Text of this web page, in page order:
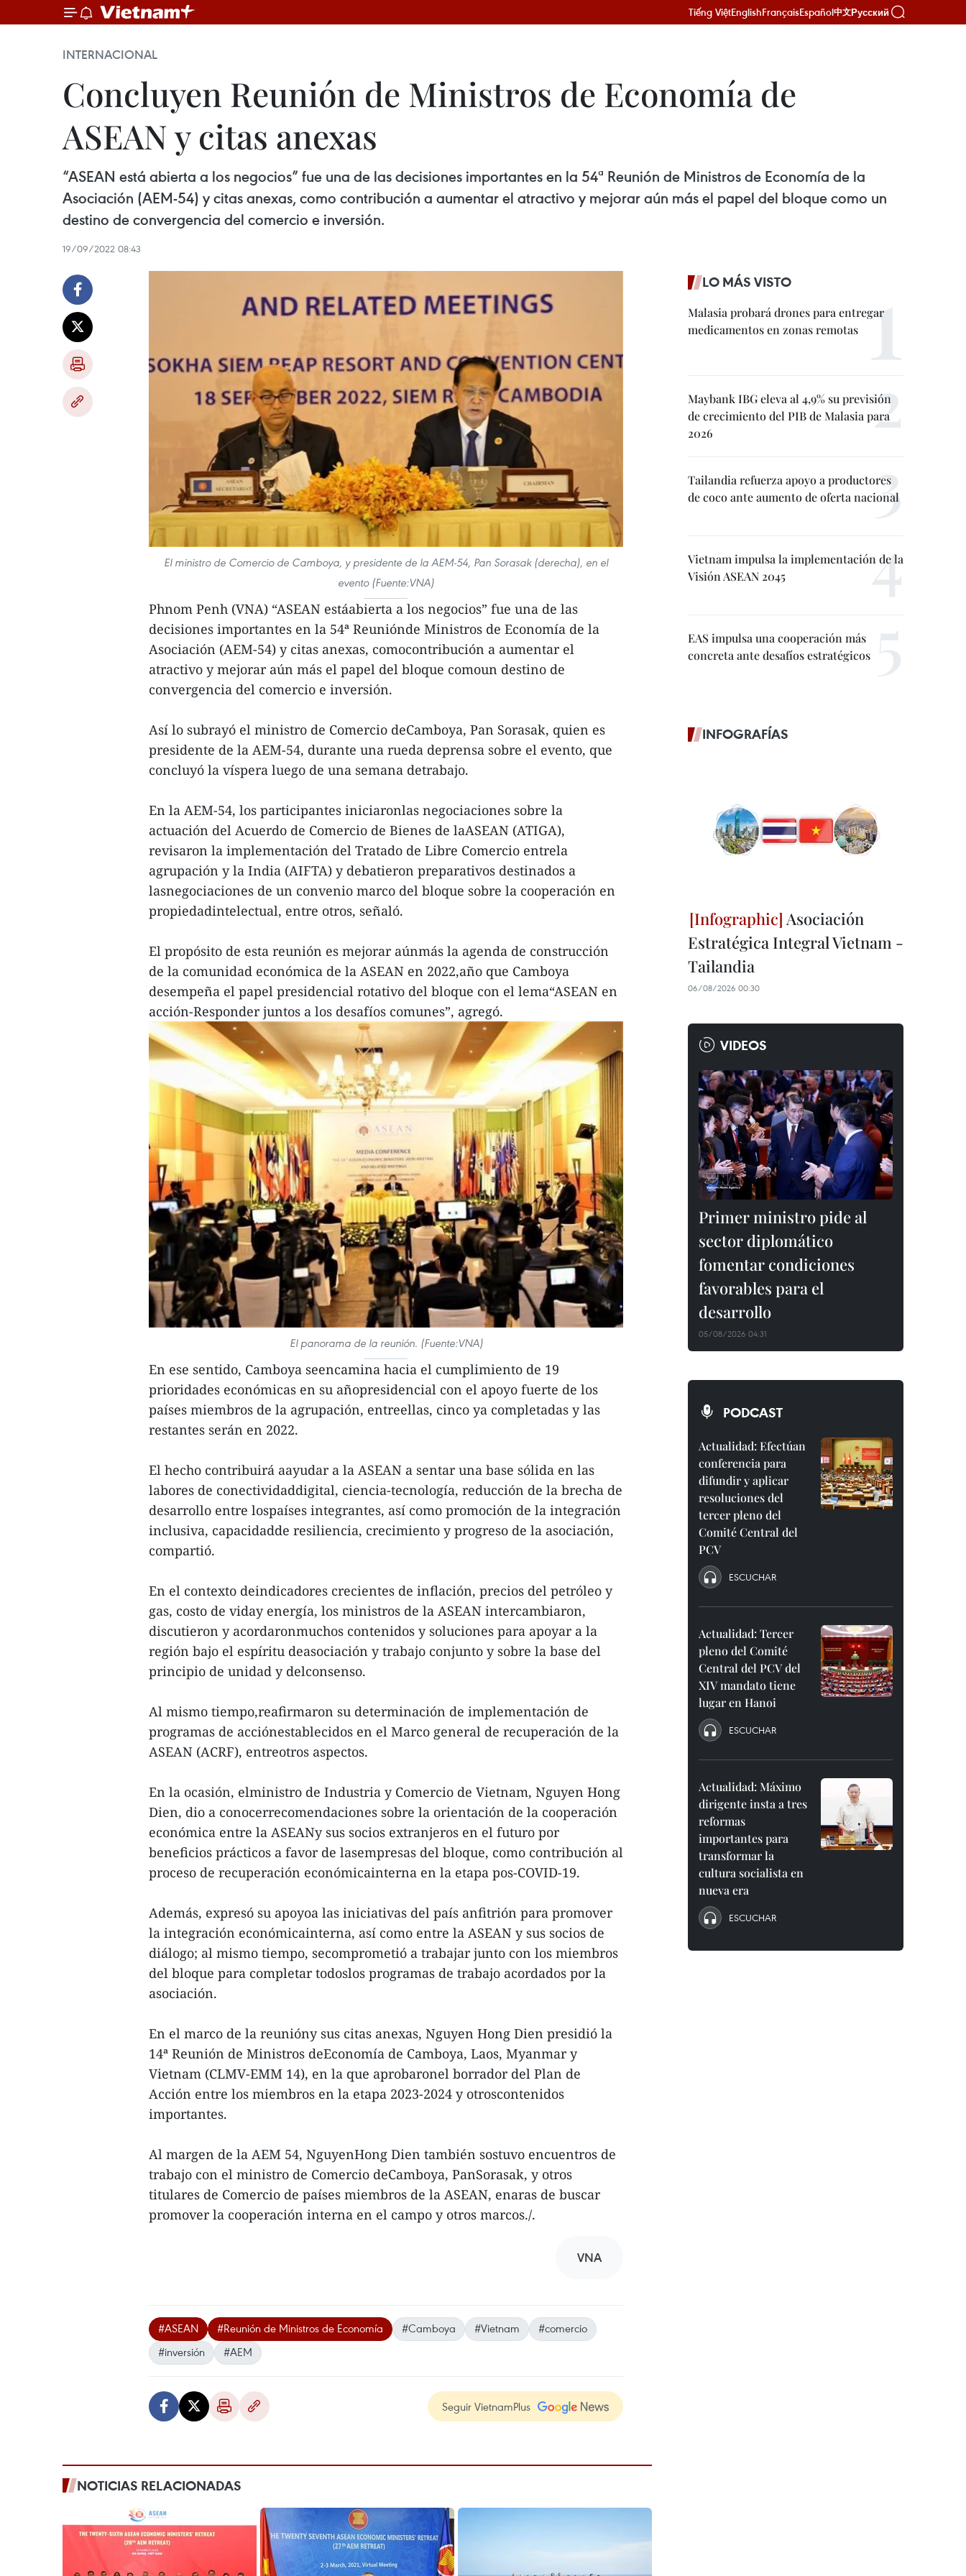
Tiếng ViệtEnglishFrançaisEspañol中文Русский
INTERNACIONAL
Concluyen Reunión de Ministros de Economía de
ASEAN y citas anexas
“ASEAN está abierta a los negocios” fue una de las decisiones importantes en la 54ª Reunión de Ministros de Economía de la
Asociación (AEM-54) y citas anexas, como contribución a aumentar el atractivo y mejorar aún más el papel del bloque como un
destino de convergencia del comercio e inversión.
19/09/2022 08:43
El ministro de Comercio de Camboya, y presidente de la AEM-54, Pan Sorasak (derecha), en el
evento (Fuente:VNA)
Phnom Penh (VNA) “ASEAN estáabierta a los negocios” fue una de las
decisiones importantes en la 54ª Reuniónde Ministros de Economía de la
Asociación (AEM-54) y citas anexas, comocontribución a aumentar el
atractivo y mejorar aún más el papel del bloque comoun destino de
convergencia del comercio e inversión.
Así lo subrayó el ministro de Comercio deCamboya, Pan Sorasak, quien es
presidente de la AEM-54, durante una rueda deprensa sobre el evento, que
concluyó la víspera luego de una semana detrabajo.
En la AEM-54, los participantes iniciaronlas negociaciones sobre la
actuación del Acuerdo de Comercio de Bienes de laASEAN (ATIGA),
revisaron la implementación del Tratado de Libre Comercio entrela
agrupación y la India (AIFTA) y debatieron preparativos destinados a
lasnegociaciones de un convenio marco del bloque sobre la cooperación en
propiedadintelectual, entre otros, señaló.
El propósito de esta reunión es mejorar aúnmás la agenda de construcción
de la comunidad económica de la ASEAN en 2022,año que Camboya
desempeña el papel presidencial rotativo del bloque con el lema“ASEAN en
acción-Responder juntos a los desafíos comunes”, agregó.
El panorama de la reunión. (Fuente:VNA)
En ese sentido, Camboya seencamina hacia el cumplimiento de 19
prioridades económicas en su añopresidencial con el apoyo fuerte de los
países miembros de la agrupación, entreellas, cinco ya completadas y las
restantes serán en 2022.
El hecho contribuirá aayudar a la ASEAN a sentar una base sólida en las
labores de conectividaddigital, ciencia-tecnología, reducción de la brecha de
desarrollo entre lospaíses integrantes, así como promoción de la integración
inclusiva, capacidadde resiliencia, crecimiento y progreso de la asociación,
compartió.
En el contexto deindicadores crecientes de inflación, precios del petróleo y
gas, costo de viday energía, los ministros de la ASEAN intercambiaron,
discutieron y acordaronmuchos contenidos y soluciones para apoyar a la
región bajo el espíritu deasociación y trabajo conjunto y sobre la base del
principio de unidad y delconsenso.
Al mismo tiempo,reafirmaron su determinación de implementación de
programas de acciónestablecidos en el Marco general de recuperación de la
ASEAN (ACRF), entreotros aspectos.
En la ocasión, elministro de Industria y Comercio de Vietnam, Nguyen Hong
Dien, dio a conocerrecomendaciones sobre la orientación de la cooperación
económica entre la ASEANy sus socios extranjeros en el futuro por
beneficios prácticos a favor de lasempresas del bloque, como contribución al
proceso de recuperación económicainterna en la etapa pos-COVID-19.
Además, expresó su apoyoa las iniciativas del país anfitrión para promover
la integración económicainterna, así como entre la ASEAN y sus socios de
diálogo; al mismo tiempo, secomprometió a trabajar junto con los miembros
del bloque para completar todoslos programas de trabajo acordados por la
asociación.
En el marco de la reunióny sus citas anexas, Nguyen Hong Dien presidió la
14ª Reunión de Ministros deEconomía de Camboya, Laos, Myanmar y
Vietnam (CLMV-EMM 14), en la que aprobaronel borrador del Plan de
Acción entre los miembros en la etapa 2023-2024 y otroscontenidos
importantes.
Al margen de la AEM 54, NguyenHong Dien también sostuvo encuentros de
trabajo con el ministro de Comercio deCamboya, PanSorasak, y otros
titulares de Comercio de países miembros de la ASEAN, enaras de buscar
promover la cooperación interna en el campo y otros marcos./.
VNA
#ASEAN #Reunión de Ministros de Economía #Camboya #Vietnam
#comercio
#inversión
#AEM
Seguir VietnamPlus
NOTICIAS RELACIONADAS
LO MÁS VISTO
Malasia probará drones para entregar
medicamentos en zonas remotas
Maybank IBG eleva al 4,9% su previsión
de crecimiento del PIB de Malasia para
2026
Tailandia refuerza apoyo a productores
de coco ante aumento de oferta nacional
Vietnam impulsa la implementación de la
Visión ASEAN 2045
EAS impulsa una cooperación más
concreta ante desafíos estratégicos
INFOGRAFÍAS
Asociación
Estratégica Integral Vietnam -
Tailandia
06/08/2026 00:30
VIDEOS
Primer ministro pide al
sector diplomático
fomentar condiciones
favorables para el
desarrollo
05/08/2026 04:31
PODCAST
Actualidad: Efectúan
conferencia para
difundir y aplicar
resoluciones del
tercer pleno del
Comité Central del
PCV
ESCUCHAR
Actualidad: Tercer
pleno del Comité
Central del PCV del
XIV mandato tiene
lugar en Hanoi
ESCUCHAR
Actualidad: Máximo
dirigente insta a tres
reformas
importantes para
transformar la
cultura socialista en
nueva era
ESCUCHAR